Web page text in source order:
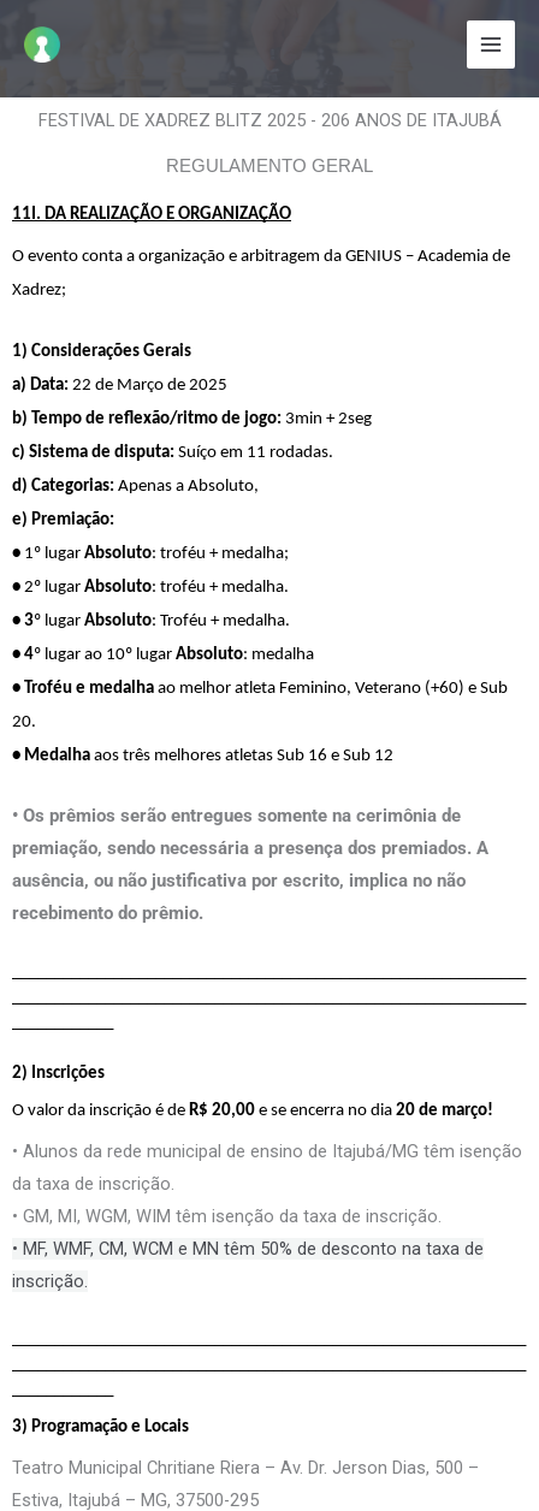
para
conteúdoFESTIVAL DE XADREZ BLITZ 2025 - 206 ANOS DE ITAJUBÁ
REGULAMENTO GERAL
11I. DA REALIZAÇÃO E ORGANIZAÇÃO
O evento conta a organização e arbitragem da GENIUS – Academia de
Xadrez;
1) Considerações Gerais
a) Data: 22 de Março de 2025
b) Tempo de reflexão/ritmo de jogo: 3min + 2seg
c) Sistema de disputa: Suíço em 11 rodadas.
d) Categorias: Apenas a Absoluto,
e) Premiação:
• 1º lugar Absoluto: troféu + medalha;
• 2º lugar Absoluto: troféu + medalha.
• 3º lugar Absoluto: Troféu + medalha.
• 4º lugar ao 10º lugar Absoluto: medalha
• Troféu e medalha ao melhor atleta Feminino, Veterano (+60) e Sub
20.
• Medalha aos três melhores atletas Sub 16 e Sub 12
• Os prêmios serão entregues somente na cerimônia de
premiação, sendo necessária a presença dos premiados. A
ausência, ou não justificativa por escrito, implica no não
recebimento do prêmio.
2) Inscrições
O valor da inscrição é de R$ 20,00 e se encerra no dia 20 de março!
• Alunos da rede municipal de ensino de Itajubá/MG têm isenção
da taxa de inscrição.
• GM, MI, WGM, WIM têm isenção da taxa de inscrição.
• MF, WMF, CM, WCM e MN têm 50% de desconto na taxa de
inscrição.
3) Programação e Locais
Teatro Municipal Chritiane Riera – Av. Dr. Jerson Dias, 500 –
Estiva, Itajubá – MG, 37500-295